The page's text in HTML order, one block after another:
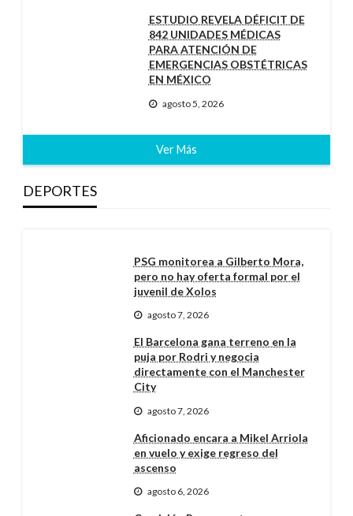
ESTUDIO REVELA DÉFICIT DE
842 UNIDADES MÉDICAS
PARA ATENCIÓN DE
EMERGENCIAS OBSTÉTRICAS
EN MÉXICO
agosto 5, 2026
Ver Más
DEPORTES
PSG monitorea a Gilberto Mora,
pero no hay oferta formal por el
juvenil de Xolos
agosto 7, 2026
El Barcelona gana terreno en la
puja por Rodri y negocia
directamente con el Manchester
City
agosto 7, 2026
Aficionado encara a Mikel Arriola
en vuelo y exige regreso del
ascenso
agosto 6, 2026